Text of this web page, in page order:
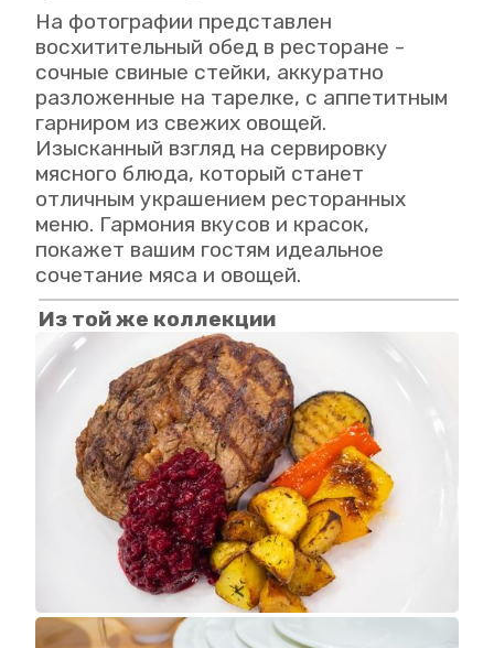
На фотографии представлен
восхитительный обед в ресторане -
сочные свиные стейки, аккуратно
разложенные на тарелке, с аппетитным
гарниром из свежих овощей.
Изысканный взгляд на сервировку
мясного блюда, который станет
отличным украшением ресторанных
меню. Гармония вкусов и красок,
покажет вашим гостям идеальное
сочетание мяса и овощей.
Из той же коллекции